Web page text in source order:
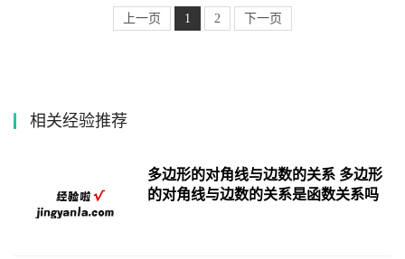
上一页 1 2 下一页
相关经验推荐
多边形的对角线与边数的关系 多边形
的对角线与边数的关系是函数关系吗